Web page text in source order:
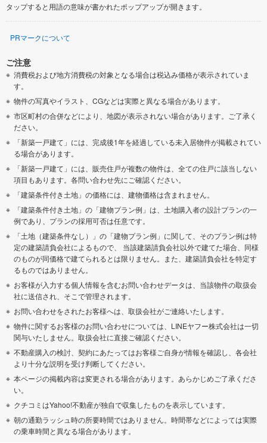
タップすると用語の意味が書かれたポップアップが開きます。
PRマークについて
ご注意
消費税および地方消費税の対象となる場合は税込み価格が表示されていま
す。
物件の写真やイラスト、CGなどは実際と異なる場合があります。
市区町村の合併などにより、地図が表示されない場合があります。ご了承く
ださい。
「新築一戸建て」には、完成後1年を経過している未入居物件が掲載されてい
る場合があります。
「新築一戸建て」には、販売住戸が複数の物件は、全ての住戸に該当しない
項目もあります。各問い合わせ先にご確認ください。
「建築条件付き土地」の価格には、建物価格は含まれません。
「建築条件付き土地」の「建物プラン例」は、土地購入者の設計プランの一
例であり、プランの採用可否は任意です。
「土地（建築条件なし）」の「建物プラン例」に関して、そのプラン例は特
定の建築請負会社によるもので、 当該建築請負会社以外で建てた場合、同様
のものが同価格で建てられるとは限りません。また、建築請負会社を特定す
るものではありません。
お客様が入力する個人情報を含むお問い合わせデータは、当該物件の取扱会
社に送信され、そこで管理されます。
お問い合わせをされたお客様へは、取扱会社がご連絡いたします。
物件に関するお客様のお問い合わせについては、LINEヤフー株式会社は一切
関与いたしません。取扱会社に直接ご確認ください。
不動産購入の検討、契約にあたってはお客様ご自身が情報を確認し、各会社
より十分な説明を受け判断してください。
本ページの掲載内容は変更される場合があります。あらかじめご了承くださ
い。
クチコミはYahoo!不動産が独自で収集したものを表示しています。
朝の通勤ラッシュ時の所要時間ではありません。時間帯などによっては実際
の乗車時間と異なる場合があります。